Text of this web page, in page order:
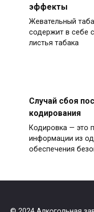
эффекты
Жевательный
содержит в себе
листья табака
Случай сбоя
кодирования
Кодировка — это
информации из
обеспечения